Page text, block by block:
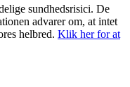
sundhedsrisici. De
advarer om, at intet
helbred. Klik her for at